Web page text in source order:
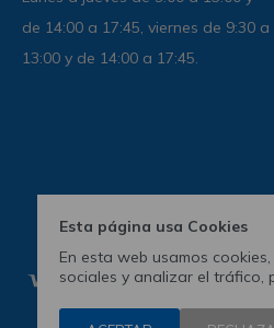
Esta página usa Cookies
En esta web usamos
sociales y analizar el tráfico,
de 14:00 a 17:45, viernes de 9:30 a
13:00 y de 14:00 a 17:45.